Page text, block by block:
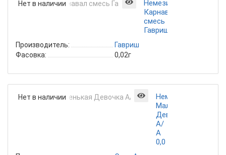
Нет в наличии
Немезия
Карнавал
смесь
Гавриш
Производитель:
Гавриш
Фасовка:
0,02г
Нет в наличии
Немезия
Маленькая
Девочка
А/
А
0,0